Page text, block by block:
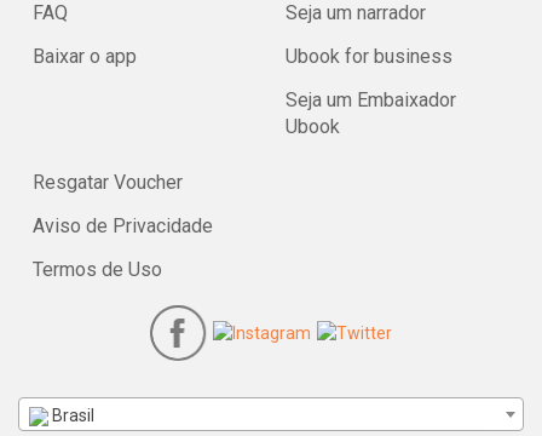
FAQ
Baixar o app
Seja um narrador
Ubook for business
Seja um Embaixador
Ubook
Resgatar Voucher
Aviso de Privacidade
Termos de Uso
Brasil